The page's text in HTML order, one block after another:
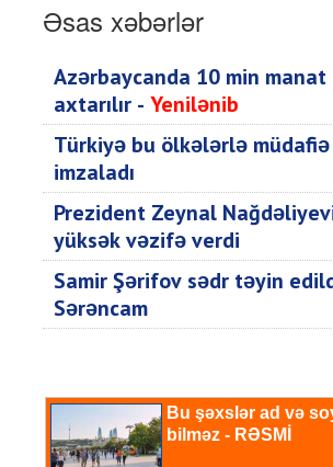
Əsas xəbərlər
Azərbaycanda 10 min manat
axtarılır - Yenilənib
Türkiyə bu ölkələrlə müdafiə
imzaladı
Prezident Zeynal
yüksək vəzifə verdi
Samir Şərifov sədr təyin
Sərəncam